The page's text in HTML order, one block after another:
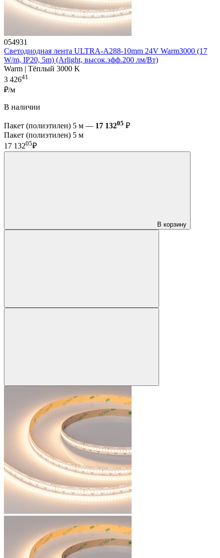
054931
Светодиодная лента ULTRA-A288-10mm 24V Warm3000 (17
W/m, IP20, 5m) (Arlight, высок.эфф.200 лм/Вт)
Warm | Тёплый 3000 K
3 42641
₽/м
В наличии
Пакет (полиэтилен) 5 м — 17 13205 ₽
Пакет (полиэтилен) 5 м
17 13205₽
В корзину